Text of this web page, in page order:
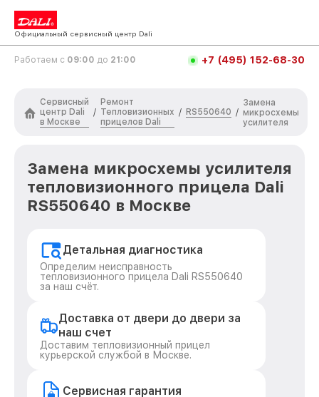
Официальный сервисный центр Dali
Работаем с 09:00 до 21:00 +7 (495) 152-68-30
Сервисный
центр Dali
в Москве
/
Ремонт
Тепловизионных
прицелов Dali
/ RS550640 /
Замена
микросхемы
усилителя
Замена микросхемы усилителя
тепловизионного прицела Dali
RS550640 в Москве
Детальная диагностика
Определим неисправность
тепловизионного прицела Dali RS550640
за наш счёт.
Доставка от двери до двери за
наш счет
Доставим тепловизионный прицел
курьерской службой в Москве.
Сервисная гарантия